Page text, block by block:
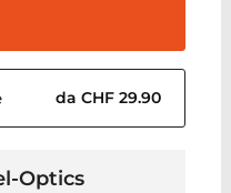
da CHF 29.90
Optics